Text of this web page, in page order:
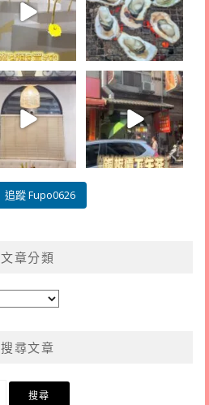
追蹤 Fupo0626
文章分類
搜尋文章